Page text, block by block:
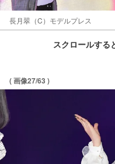
長月翠（C）モデルプレス
スクロールする
( 画像27/63 )